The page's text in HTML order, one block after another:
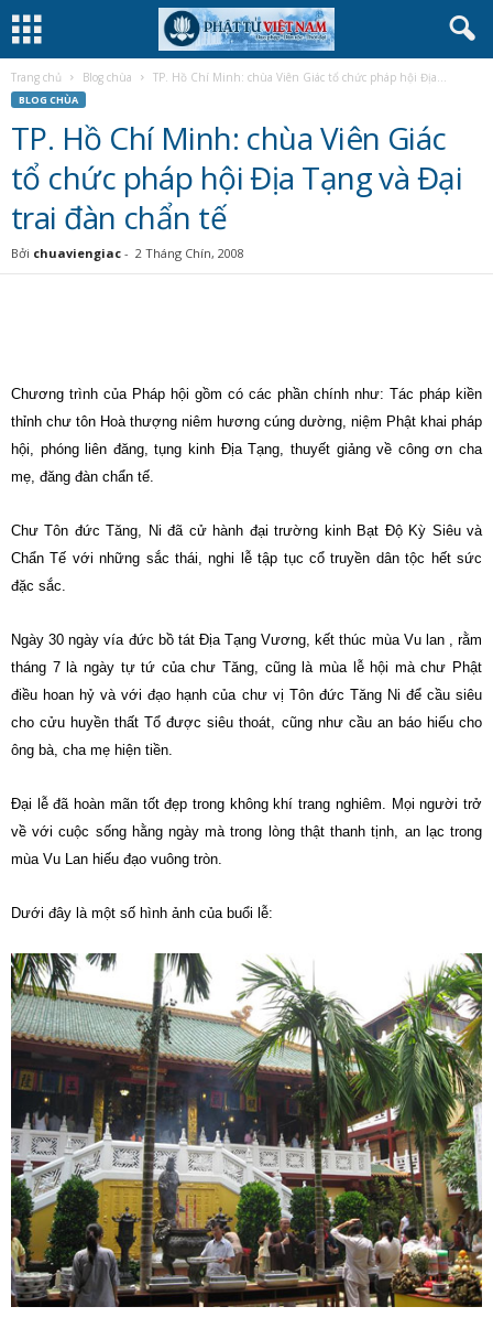
Trang chủ Blog chùa TP. Hồ Chí Minh: chùa Viên Giác tổ chức pháp hội Địa...
BLOG CHÙA
TP. Hồ Chí Minh: chùa Viên Giác
tổ chức pháp hội Địa Tạng và Đại
trai đàn chẩn tế
Bởi chuaviengiac - 2 Tháng Chín, 2008
Chương trình của Pháp hội gồm có các phần chính như: Tác pháp kiền
thỉnh chư tôn Hoà thượng niêm hương cúng dường, niệm Phật khai pháp
hội, phóng liên đăng, tụng kinh Địa Tạng, thuyết giảng về công ơn cha
mẹ, đăng đàn chẩn tế.
Chư Tôn đức Tăng, Ni đã cử hành đại trường kinh Bạt Độ Kỳ Siêu và
Chẩn Tế với những sắc thái, nghi lễ tập tục cổ truyền dân tộc hết sức
đặc sắc.
Ngày 30 ngày vía đức bồ tát Địa Tạng Vương, kết thúc mùa Vu lan , rằm
tháng 7 là ngày tự tứ của chư Tăng, cũng là mùa lễ hội mà chư Phật
điều hoan hỷ và với đạo hạnh của chư vị Tôn đức Tăng Ni để cầu siêu
cho cửu huyền thất Tổ được siêu thoát, cũng như cầu an báo hiếu cho
ông bà, cha mẹ hiện tiền.
Đại lễ đã hoàn mãn tốt đẹp trong không khí trang nghiêm. Mọi người trở
về với cuộc sống hằng ngày mà trong lòng thật thanh tịnh, an lạc trong
mùa Vu Lan hiếu đạo vuông tròn.
Dưới đây là một số hình ảnh của buổi lễ: